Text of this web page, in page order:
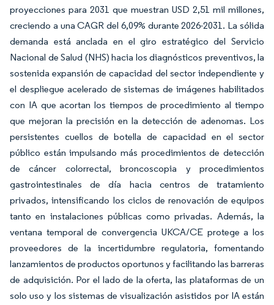
proyecciones para 2031 que muestran USD 2,51 mil millones,
creciendo a una CAGR del 6,09% durante 2026-2031. La sólida
demanda está anclada en el giro estratégico del Servicio
Nacional de Salud (NHS) hacia los diagnósticos preventivos, la
sostenida expansión de capacidad del sector independiente y
el despliegue acelerado de sistemas de imágenes habilitados
con IA que acortan los tiempos de procedimiento al tiempo
que mejoran la precisión en la detección de adenomas. Los
persistentes cuellos de botella de capacidad en el sector
público están impulsando más procedimientos de detección
de cáncer colorrectal, broncoscopia y procedimientos
gastrointestinales de día hacia centros de tratamiento
privados, intensificando los ciclos de renovación de equipos
tanto en instalaciones públicas como privadas. Además, la
ventana temporal de convergencia UKCA/CE protege a los
proveedores de la incertidumbre regulatoria, fomentando
lanzamientos de productos oportunos y facilitando las barreras
de adquisición. Por el lado de la oferta, las plataformas de un
solo uso y los sistemas de visualización asistidos por IA están